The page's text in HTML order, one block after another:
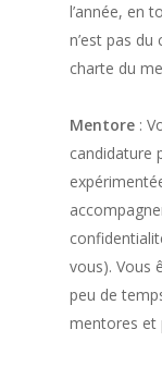
l’année, en
n’est pas
charte du
Mentore :
candidature
vous). Vous
peu de
mentores et